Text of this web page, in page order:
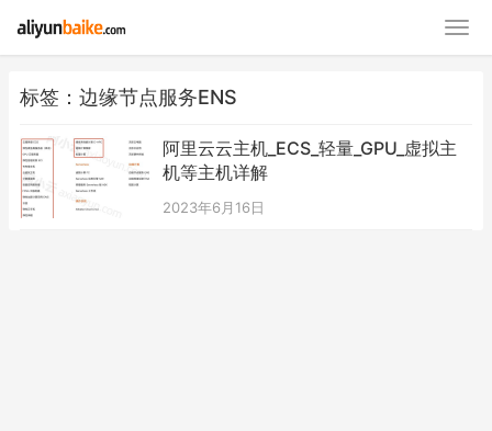
标签：边缘节点服务ENS
阿里云云主机_ECS_轻量_GPU_虚拟主
机等主机详解
2023年6月16日